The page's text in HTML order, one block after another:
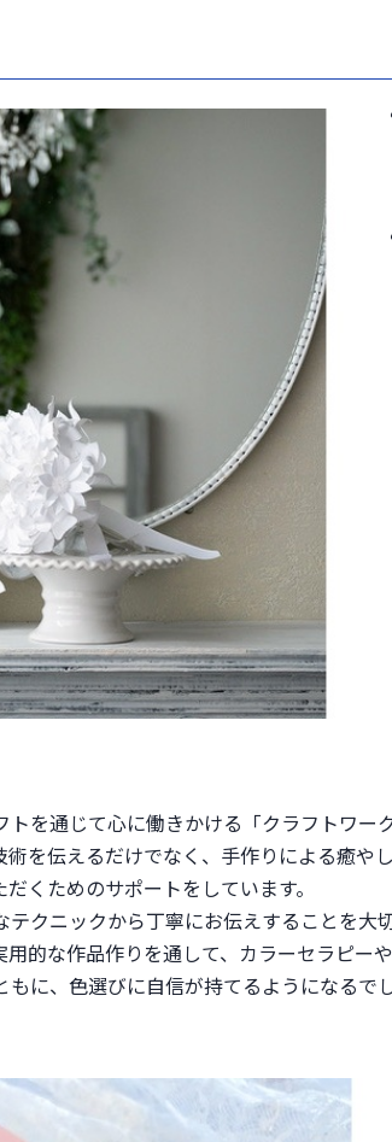
を通じて心に働きかける「クラフトワー
を伝えるだけでなく、手作りによる癒やし
くためのサポートをしています。
クニックから丁寧にお伝えすることを大
的な作品作りを通して、カラーセラピーや
に、色選びに自信が持てるようになるで